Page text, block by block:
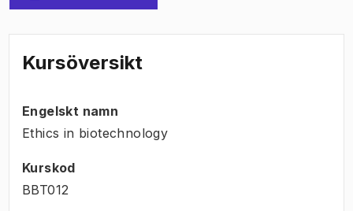
Kursöversikt
Engelskt namn
Ethics in biotechnology
Kurskod
BBT012